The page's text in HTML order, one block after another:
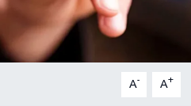
A- A+